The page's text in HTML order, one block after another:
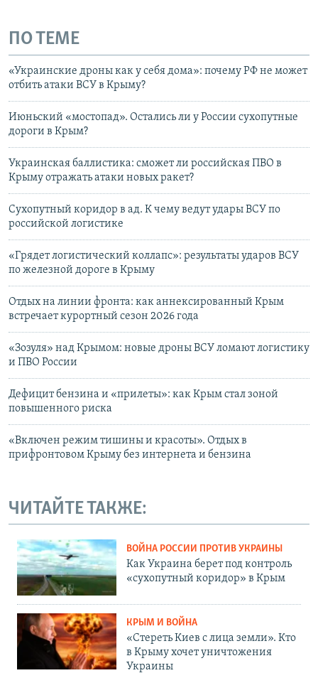
ПО ТЕМЕ
«Украинские дроны как у себя дома»: почему РФ не может
отбить атаки ВСУ в Крыму?
Июньский «мостопад». Остались ли у России сухопутные
дороги в Крым?
Украинская баллистика: сможет ли российская ПВО в
Крыму отражать атаки новых ракет?
Сухопутный коридор в ад. К чему ведут удары ВСУ по
российской логистике
«Грядет логистический коллапс»: результаты ударов ВСУ
по железной дороге в Крыму
Отдых на линии фронта: как аннексированный Крым
встречает курортный сезон 2026 года
«Зозуля» над Крымом: новые дроны ВСУ ломают логистику
и ПВО России
Дефицит бензина и «прилеты»: как Крым стал зоной
повышенного риска
«Включен режим тишины и красоты». Отдых в
прифронтовом Крыму без интернета и бензина
ЧИТАЙТЕ ТАКЖЕ:
ВОЙНА РОССИИ ПРОТИВ УКРАИНЫ
Как Украина берет под контроль
«сухопутный коридор» в Крым
КРЫМ И ВОЙНА
«Стереть Киев с лица земли». Кто
в Крыму хочет уничтожения
Украины